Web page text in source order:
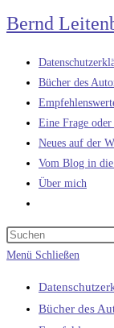
Zum
Inhalt
springen
Bernd
Bücher des
Eine Frage
Neues auf der
Vom Blog in die
Über mich
umschalten
Menü Schließen
Bücher des